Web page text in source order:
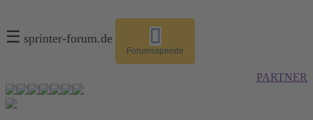
☰ sprinter-forum.de
Forumsspende
PARTNER